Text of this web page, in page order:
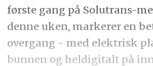
første gang på Solutrans-
denne uken, markerer en
overgang - med elektrisk
bunnen og heldigitalt på